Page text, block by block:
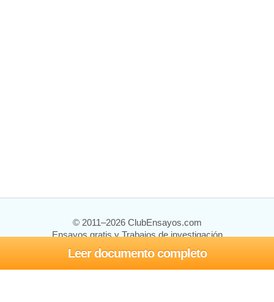
Leer documento completo
© 2011–2026 ClubEnsayos.com
Ensayos gratis y Trabajos de investigación